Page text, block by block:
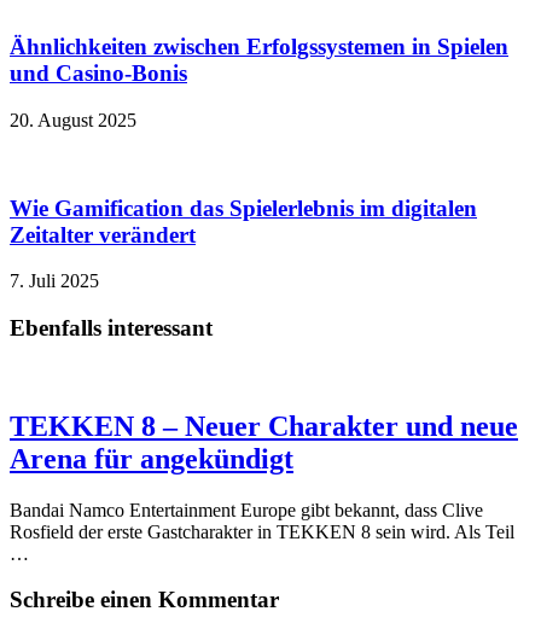
Ähnlichkeiten zwischen Erfolgssystemen in Spielen
und Casino‑Bonis
20. August 2025
Wie Gamification das Spielerlebnis im digitalen
Zeitalter verändert
7. Juli 2025
Ebenfalls interessant
TEKKEN 8 – Neuer Charakter und neue
Arena für angekündigt
Bandai Namco Entertainment Europe gibt bekannt, dass Clive
Rosfield der erste Gastcharakter in TEKKEN 8 sein wird. Als Teil
…
Schreibe einen Kommentar